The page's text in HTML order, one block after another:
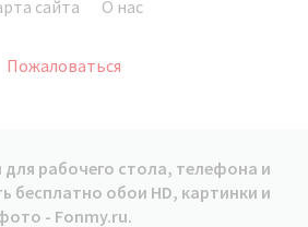
сайта
О нас
Пожаловаться
для рабочего стола, телефона и
бесплатно обои HD, картинки и
- Fonmy.ru.